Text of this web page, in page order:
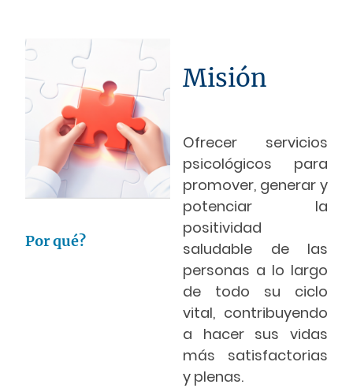
Por qué?
Misión
Ofrecer servicios
psicológicos para
promover, generar y
potenciar la
positividad
saludable de las
personas a lo largo
de todo su ciclo
vital, contribuyendo
a hacer sus vidas
más satisfactorias
y plenas.